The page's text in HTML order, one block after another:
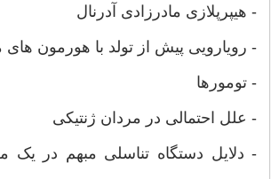
- هیپرپلازی مادرزادی آدرنال
- رویارویی پیش از تولد با هورمون های
- تومورها
- علل احتمالی در مردان ژنتیکی
- دلایل دستگاه تناسلی مبهم در یک